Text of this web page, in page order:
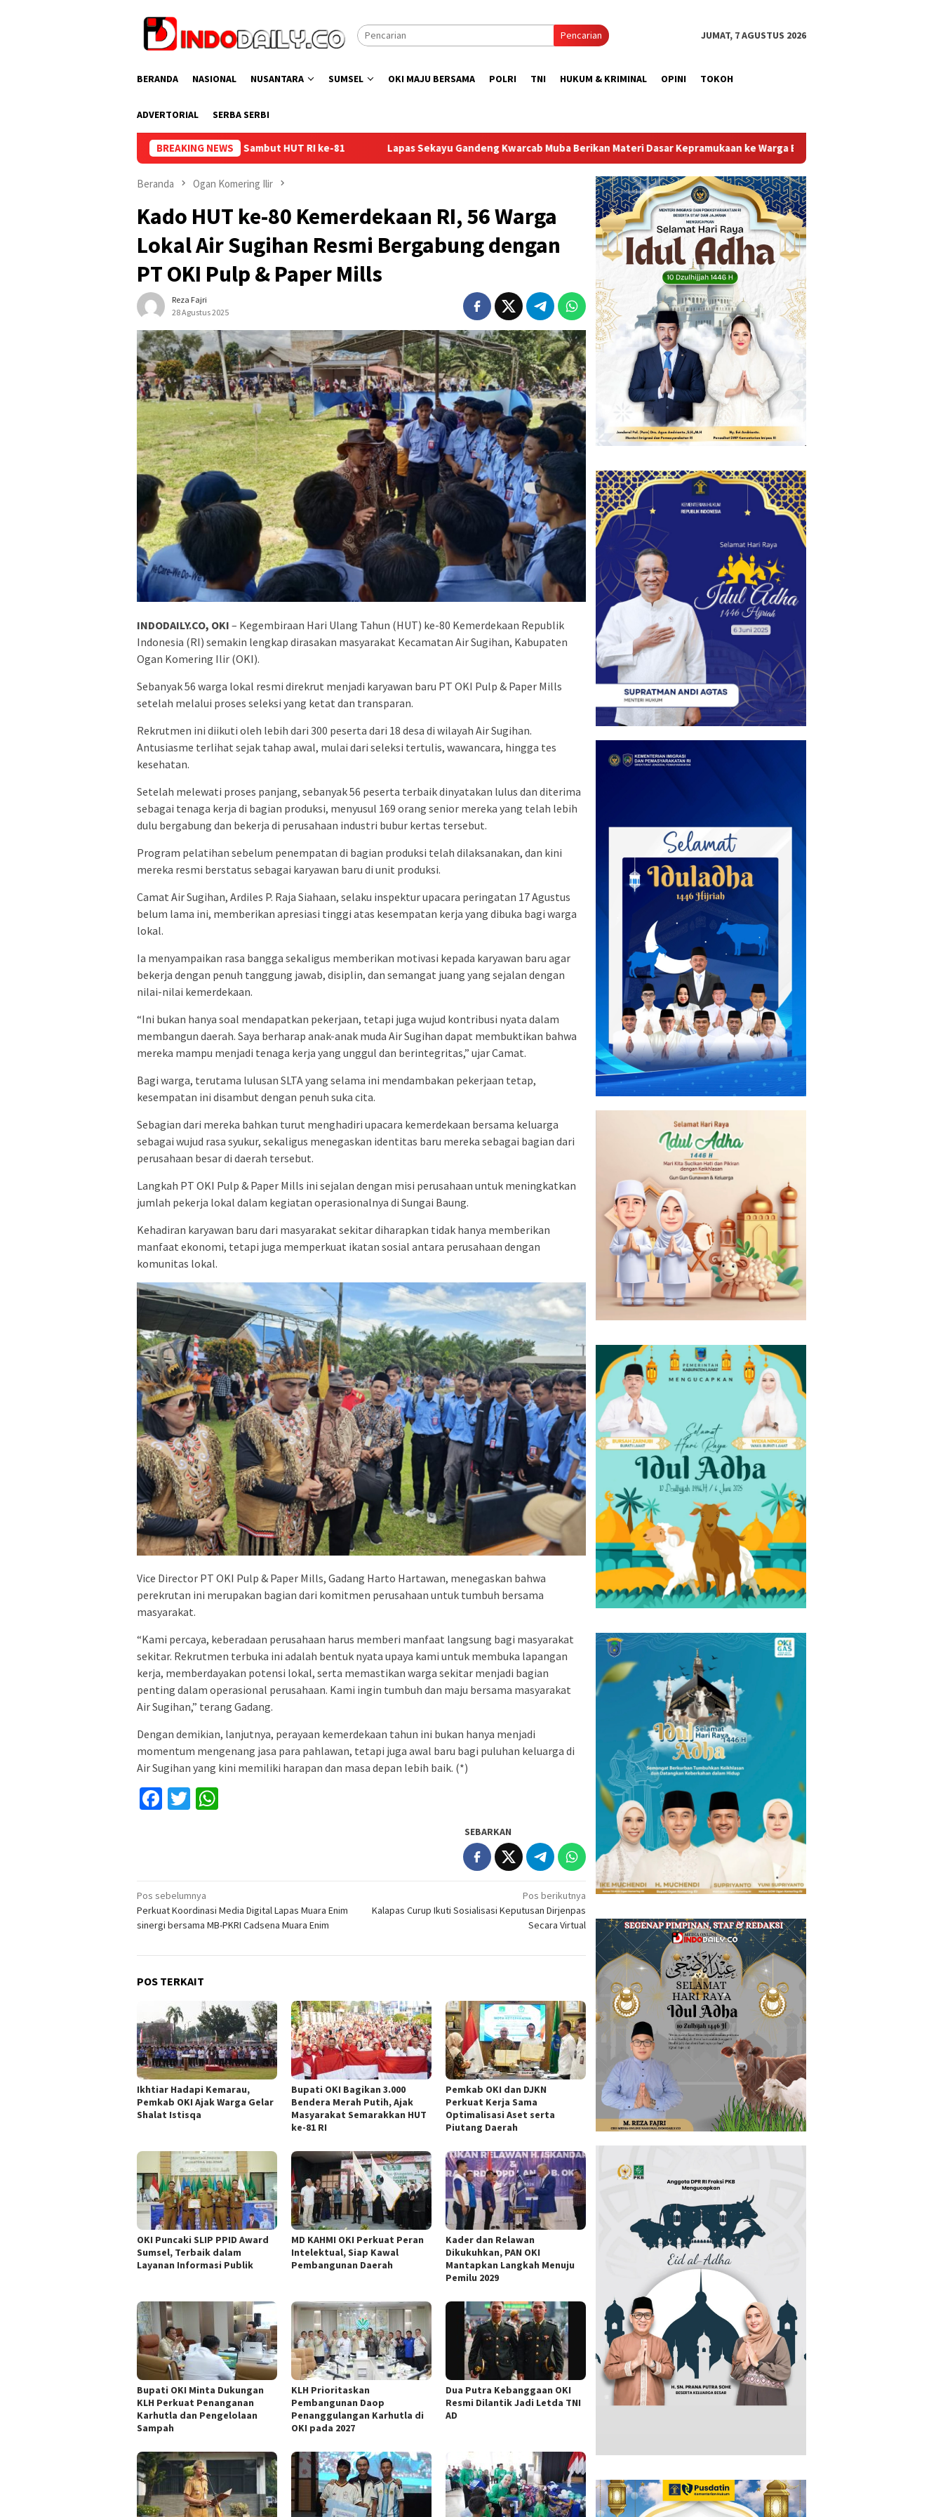
Pencarian JUMAT, 7 AGUSTUS 2026
BERANDA NASIONAL NUSANTARA SUMSEL OKI MAJU BERSAMA POLRI TNI HUKUM & KRIMINAL OPINI TOKOH
ADVERTORIAL SERBA SERBI
BREAKING NEWS
Warga Binaan Sambut HUT RI ke-81 Lapas Sekayu Gandeng Kwarcab Muba Berikan Materi Dasar Kepramukaan ke Warga Binaan Satu Semangat, Satu Indonesia,Lapas Narkotika
Beranda Ogan Komering Ilir
Kado HUT ke-80 Kemerdekaan RI, 56 Warga
Lokal Air Sugihan Resmi Bergabung dengan
PT OKI Pulp & Paper Mills
Reza Fajri
28 Agustus 2025
INDODAILY.CO, OKI – Kegembiraan Hari Ulang Tahun (HUT) ke-80 Kemerdekaan Republik
Indonesia (RI) semakin lengkap dirasakan masyarakat Kecamatan Air Sugihan, Kabupaten
Ogan Komering Ilir (OKI).
Sebanyak 56 warga lokal resmi direkrut menjadi karyawan baru PT OKI Pulp & Paper Mills
setelah melalui proses seleksi yang ketat dan transparan.
Rekrutmen ini diikuti oleh lebih dari 300 peserta dari 18 desa di wilayah Air Sugihan.
Antusiasme terlihat sejak tahap awal, mulai dari seleksi tertulis, wawancara, hingga tes
kesehatan.
Setelah melewati proses panjang, sebanyak 56 peserta terbaik dinyatakan lulus dan diterima
sebagai tenaga kerja di bagian produksi, menyusul 169 orang senior mereka yang telah lebih
dulu bergabung dan bekerja di perusahaan industri bubur kertas tersebut.
Program pelatihan sebelum penempatan di bagian produksi telah dilaksanakan, dan kini
mereka resmi berstatus sebagai karyawan baru di unit produksi.
Camat Air Sugihan, Ardiles P. Raja Siahaan, selaku inspektur upacara peringatan 17 Agustus
belum lama ini, memberikan apresiasi tinggi atas kesempatan kerja yang dibuka bagi warga
lokal.
Ia menyampaikan rasa bangga sekaligus memberikan motivasi kepada karyawan baru agar
bekerja dengan penuh tanggung jawab, disiplin, dan semangat juang yang sejalan dengan
nilai-nilai kemerdekaan.
“Ini bukan hanya soal mendapatkan pekerjaan, tetapi juga wujud kontribusi nyata dalam
membangun daerah. Saya berharap anak-anak muda Air Sugihan dapat membuktikan bahwa
mereka mampu menjadi tenaga kerja yang unggul dan berintegritas,” ujar Camat.
Bagi warga, terutama lulusan SLTA yang selama ini mendambakan pekerjaan tetap,
kesempatan ini disambut dengan penuh suka cita.
Sebagian dari mereka bahkan turut menghadiri upacara kemerdekaan bersama keluarga
sebagai wujud rasa syukur, sekaligus menegaskan identitas baru mereka sebagai bagian dari
perusahaan besar di daerah tersebut.
Langkah PT OKI Pulp & Paper Mills ini sejalan dengan misi perusahaan untuk meningkatkan
jumlah pekerja lokal dalam kegiatan operasionalnya di Sungai Baung.
Kehadiran karyawan baru dari masyarakat sekitar diharapkan tidak hanya memberikan
manfaat ekonomi, tetapi juga memperkuat ikatan sosial antara perusahaan dengan
komunitas lokal.
Vice Director PT OKI Pulp & Paper Mills, Gadang Harto Hartawan, menegaskan bahwa
perekrutan ini merupakan bagian dari komitmen perusahaan untuk tumbuh bersama
masyarakat.
“Kami percaya, keberadaan perusahaan harus memberi manfaat langsung bagi masyarakat
sekitar. Rekrutmen terbuka ini adalah bentuk nyata upaya kami untuk membuka lapangan
kerja, memberdayakan potensi lokal, serta memastikan warga sekitar menjadi bagian
penting dalam operasional perusahaan. Kami ingin tumbuh dan maju bersama masyarakat
Air Sugihan,” terang Gadang.
Dengan demikian, lanjutnya, perayaan kemerdekaan tahun ini bukan hanya menjadi
momentum mengenang jasa para pahlawan, tetapi juga awal baru bagi puluhan keluarga di
Air Sugihan yang kini memiliki harapan dan masa depan lebih baik. (*)
Facebook
Twitter
SEBARKAN
Navigasi
pos
Pos sebelumnya
Perkuat Koordinasi Media Digital Lapas Muara Enim
sinergi bersama MB-PKRI Cadsena Muara Enim
Pos berikutnya
Kalapas Curup Ikuti Sosialisasi Keputusan Dirjenpas
Secara Virtual
POS TERKAIT
Ikhtiar Hadapi Kemarau,
Pemkab OKI Ajak Warga Gelar
Shalat Istisqa
Bupati OKI Bagikan 3.000
Bendera Merah Putih, Ajak
Masyarakat Semarakkan HUT
ke-81 RI
Pemkab OKI dan DJKN
Perkuat Kerja Sama
Optimalisasi Aset serta
Piutang Daerah
OKI Puncaki SLIP PPID Award
Sumsel, Terbaik dalam
Layanan Informasi Publik
MD KAHMI OKI Perkuat Peran
Intelektual, Siap Kawal
Pembangunan Daerah
Kader dan Relawan
Dikukuhkan, PAN OKI
Mantapkan Langkah Menuju
Pemilu 2029
Bupati OKI Minta Dukungan
KLH Perkuat Penanganan
Karhutla dan Pengelolaan
Sampah
KLH Prioritaskan
Pembangunan Daop
Penanggulangan Karhutla di
OKI pada 2027
Dua Putra Kebanggaan OKI
Resmi Dilantik Jadi Letda TNI
AD